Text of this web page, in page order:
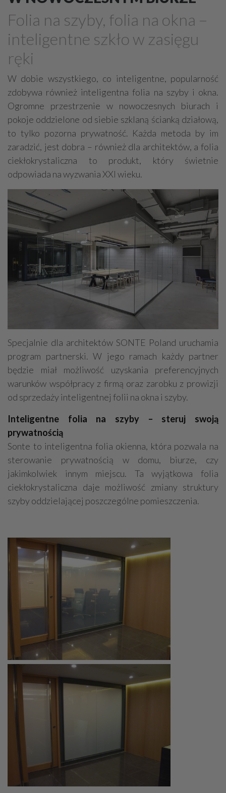
Marmur, granit, kamień naturalny
Meble - okucia, akcesoria
Plisy, rolety, żaluzje
Kominki
Schody, akcesoria
Stolarka otworowa - okucia, akcesoria
Poręcze, balustrady, barierki
Płytki, glazura, terakota
Dywany, wykładziny
Sztukateria
Mozaiki i dekoracje szklane
Folia na szyby, folia na okna –
inteligentne szkło w zasięgu
ręki
W dobie wszystkiego, co inteligentne, popularność
zdobywa również inteligentna folia na szyby i okna.
Ogromne przestrzenie w nowoczesnych biurach i
pokoje oddzielone od siebie szklaną ścianką działową,
to tylko pozorna prywatność. Każda metoda by im
zaradzić, jest dobra – również dla architektów, a folia
ciekłokrystaliczna to produkt, który świetnie
odpowiada na wyzwania XXI wieku.
Specjalnie dla architektów SONTE Poland uruchamia
program partnerski. W jego ramach każdy partner
będzie miał możliwość uzyskania preferencyjnych
warunków współpracy z firmą oraz zarobku z prowizji
od sprzedaży inteligentnej folii na okna i szyby.
Inteligentne folia na szyby – steruj swoją
prywatnością
Sonte to inteligentna folia okienna, która pozwala na
sterowanie prywatnością w domu, biurze, czy
jakimkolwiek innym miejscu. Ta wyjątkowa folia
ciekłokrystaliczna daje możliwość zmiany struktury
szyby oddzielającej poszczególne pomieszczenia.